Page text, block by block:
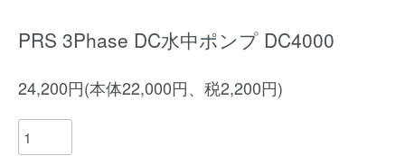
PRS 3Phase DC水中ポンプ DC4000
24,200円(本体22,000円、税2,200円)